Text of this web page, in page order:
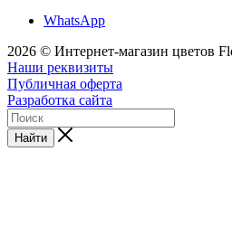
WhatsApp
2026 © Интернет-магазин цветов
Наши реквизиты
Публичная оферта
Разработка сайта
Найти